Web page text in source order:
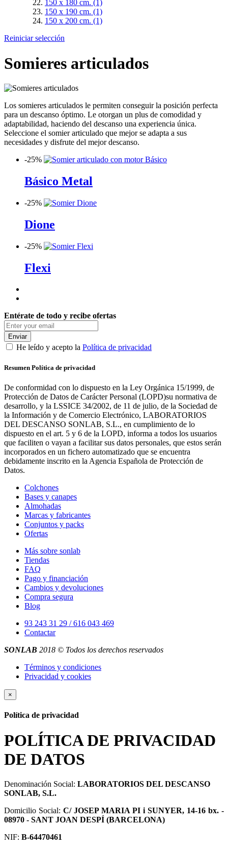
150 x 180 cm. (1)
150 x 190 cm. (1)
150 x 200 cm. (1)
Reiniciar selección
Somieres articulados
Los somieres articulados le permiten conseguir la posición perfecta
para un descanso óptimo. Le otorgan un plus de comodidad y
adaptabilidad, haciendo del descanso una experiencia única.
Seleccione el somier articulado que mejor se adapta a sus
necesidades y disfrute del mejor descanso.
-25%
Básico Metal
-25%
Dione
-25%
Flexi
Entérate de todo y recibe ofertas
Enviar
He leído y acepto la Política de privacidad
Resumen Política de privacidad
De conformidad con lo dispuesto en la Ley Orgánica 15/1999, de
Protección de Datos de Carácter Personal (LOPD)su normativa de
desarrollo, y la LSSICE 34/2002, de 11 de julio, de la Sociedad de
la Información y de Comercio Electrónico, LABORATORIOS
DEL DESCANSO SONLAB, S.L., en cumplimiento de lo
dispuesto en el art. 5 y 6 de la LOPD, informa a todos los usuarios
que faciliten o vayan a facilitar sus datos personales, que estos serán
incorporados en un fichero automatizado que se encuentra
debidamente inscrito en la Agencia Española de Protección de
Datos.
Colchones
Bases y canapes
Almohadas
Marcas y fabricantes
Conjuntos y packs
Ofertas
Más sobre sonlab
Tiendas
FAQ
Pago y financiación
Cambios y devoluciones
Compra segura
Blog
93 243 31 29 / 616 043 469
Contactar
SONLAB 2018 © Todos los derechos reservados
Términos y condiciones
Privacidad y cookies
×
Política de privacidad
POLÍTICA DE PRIVACIDAD
DE DATOS
Denominación Social: LABORATORIOS DEL DESCANSO
SONLAB, S.L.
Domicilio Social: C/ JOSEP MARIA PI i SUNYER, 14-16 bx. -
08970 - SANT JOAN DESPÍ (BARCELONA)
NIF: B-64470461